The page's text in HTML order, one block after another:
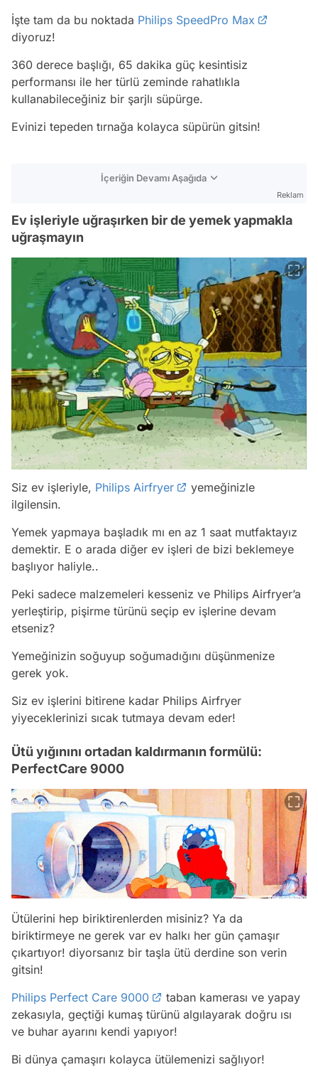
İşte tam da bu noktada Philips SpeedPro Max
diyoruz!
360 derece başlığı, 65 dakika güç kesintisiz
performansı ile her türlü zeminde rahatlıkla
kullanabileceğiniz bir şarjlı süpürge.
Evinizi tepeden tırnağa kolayca süpürün gitsin!
İçeriğin Devamı Aşağıda
Reklam
Ev işleriyle uğraşırken bir de yemek yapmakla
uğraşmayın
Siz ev işleriyle, Philips Airfryer
yemeğinizle
ilgilensin.
Yemek yapmaya başladık mı en az 1 saat mutfaktayız
demektir. E o arada diğer ev işleri de bizi beklemeye
başlıyor haliyle..
Peki sadece malzemeleri kesseniz ve Philips Airfryer’a
yerleştirip, pişirme türünü seçip ev işlerine devam
etseniz?
Yemeğinizin soğuyup soğumadığını düşünmenize
gerek yok.
Siz ev işlerini bitirene kadar Philips Airfryer
yiyeceklerinizi sıcak tutmaya devam eder!
Ütü yığınını ortadan kaldırmanın formülü:
PerfectCare 9000
Ütülerini hep biriktirenlerden misiniz? Ya da
biriktirmeye ne gerek var ev halkı her gün çamaşır
çıkartıyor! diyorsanız bir taşla ütü derdine son verin
gitsin!
Philips Perfect Care 9000
taban kamerası ve yapay
zekasıyla, geçtiği kumaş türünü algılayarak doğru ısı
ve buhar ayarını kendi yapıyor!
Bi dünya çamaşırı kolayca ütülemenizi sağlıyor!